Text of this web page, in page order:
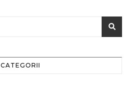
CATEGORII